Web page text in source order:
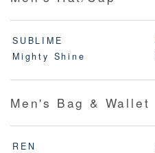
SUBLIME
Mighty Shine
Men's Bag & Wallet
REN